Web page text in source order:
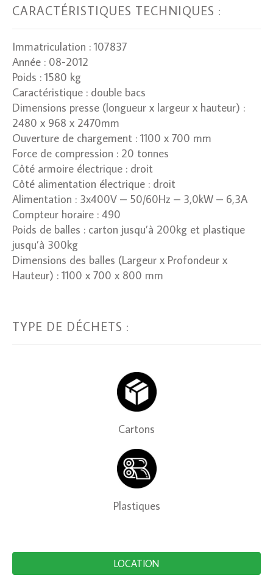
CARACTÉRISTIQUES TECHNIQUES :
Immatriculation : 107837
Année : 08-2012
Poids : 1580 kg
Caractéristique : double bacs
Dimensions presse (longueur x largeur x hauteur) :
2480 x 968 x 2470mm
Ouverture de chargement : 1100 x 700 mm
Force de compression : 20 tonnes
Côté armoire électrique : droit
Côté alimentation électrique : droit
Alimentation : 3x400V – 50/60Hz – 3,0kW – 6,3A
Compteur horaire : 490
Poids de balles : carton jusqu’à 200kg et plastique
jusqu’à 300kg
Dimensions des balles (Largeur x Profondeur x
Hauteur) : 1100 x 700 x 800 mm
TYPE DE DÉCHETS :
Cartons
Plastiques